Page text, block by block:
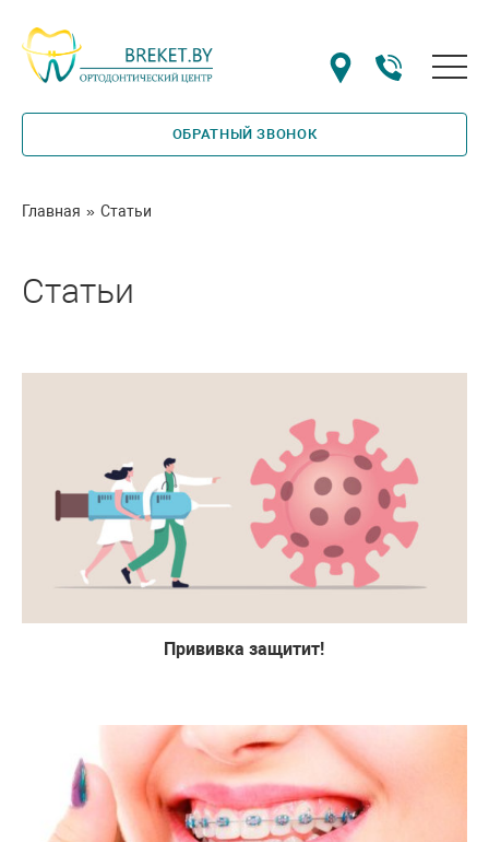
ОБРАТНЫЙ ЗВОНОК
Главная » Статьи
Статьи
Прививка защитит!